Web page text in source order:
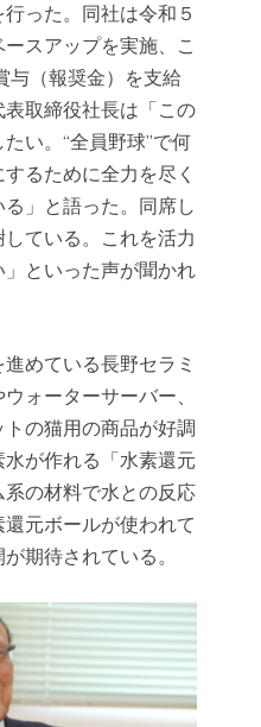
った。同社は令和５
スアップを実施、こ
与（報奨金）を支給
取締役社長は「この
い。“全員野球”で何
るために全力を尽く
」と語った。同席し
ている。これを活力
といった声が聞かれ
めている長野セラミ
ォーターサーバー、
の猫用の商品が好調
が作れる「水素還元
の材料で水との反応
元ボールが使われて
期待されている。